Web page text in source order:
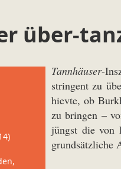
über-
Tannhäuser-
stringent zu
hievte, ob
zu bringen –
jüngst die von
grundsätzliche